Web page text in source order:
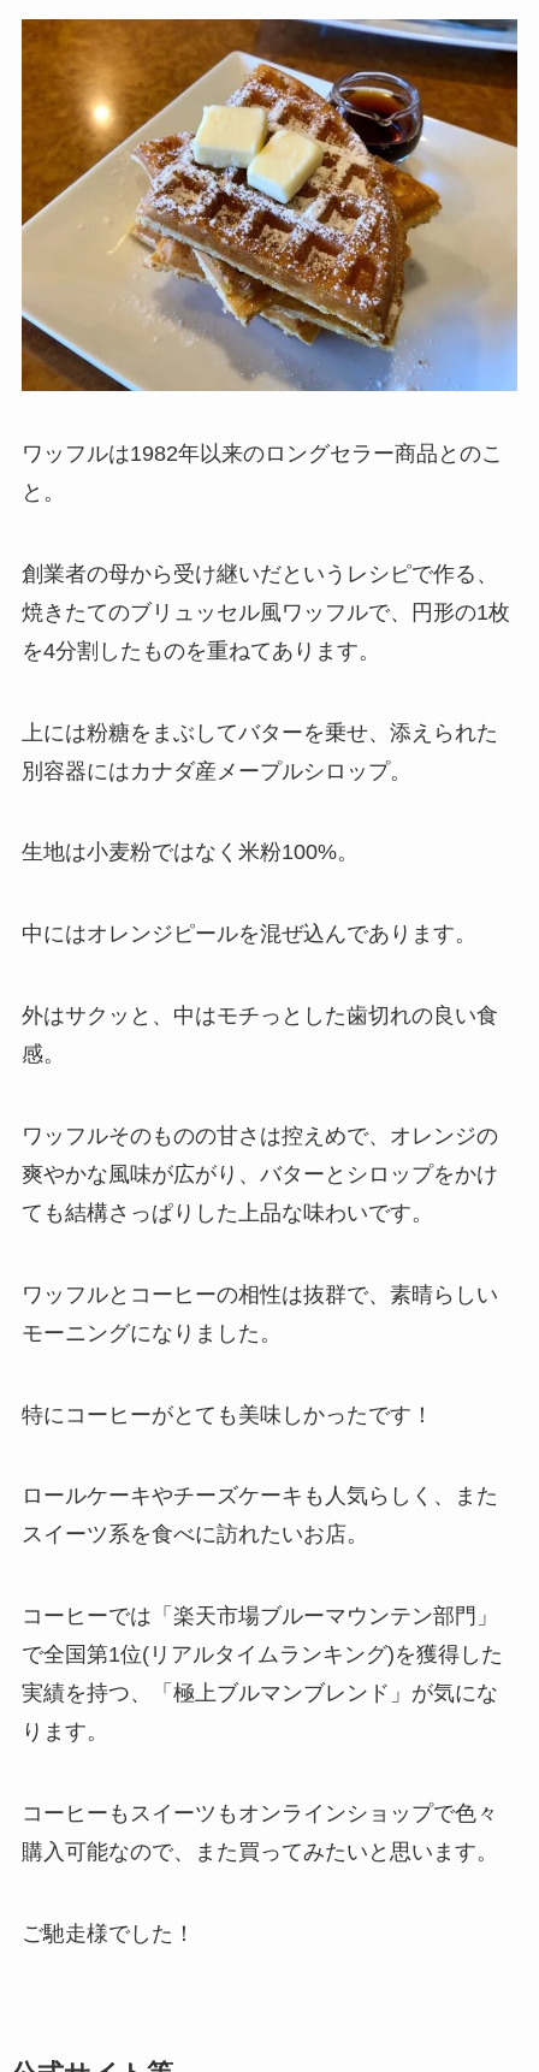
ワッフルは1982年以来のロングセラー商品とのこ
と。
創業者の母から受け継いだというレシピで作る、
焼きたてのブリュッセル風ワッフルで、円形の1枚
を4分割したものを重ねてあります。
上には粉糖をまぶしてバターを乗せ、添えられた
別容器にはカナダ産メープルシロップ。
生地は小麦粉ではなく米粉100%。
中にはオレンジピールを混ぜ込んであります。
外はサクッと、中はモチっとした歯切れの良い食
感。
ワッフルそのものの甘さは控えめで、オレンジの
爽やかな風味が広がり、バターとシロップをかけ
ても結構さっぱりした上品な味わいです。
ワッフルとコーヒーの相性は抜群で、素晴らしい
モーニングになりました。
特にコーヒーがとても美味しかったです！
ロールケーキやチーズケーキも人気らしく、また
スイーツ系を食べに訪れたいお店。
コーヒーでは「楽天市場ブルーマウンテン部門」
で全国第1位(リアルタイムランキング)を獲得した
実績を持つ、「極上ブルマンブレンド」が気にな
ります。
コーヒーもスイーツもオンラインショップで色々
購入可能なので、また買ってみたいと思います。
ご馳走様でした！